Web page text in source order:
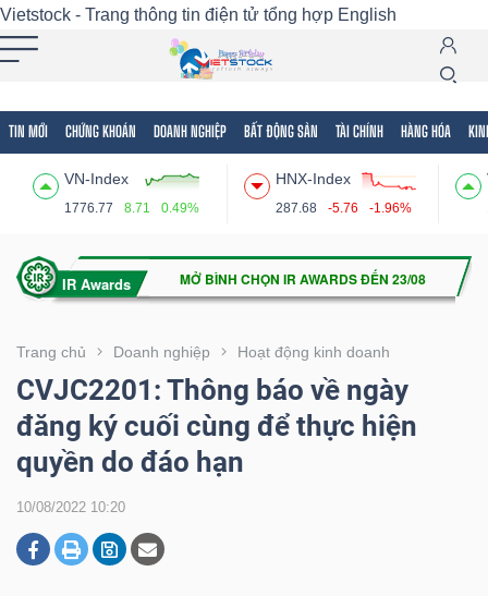
Vietstock - Trang thông tin điện tử tổng hợp English
TIN MỚI CHỨNG KHOÁN DOANH NGHIỆP BẤT ĐỘNG SẢN TÀI CHÍNH HÀNG HÓA
VN-Index
1776.77 8.71 0.49%
HNX-Index
287.68 -5.76 -1.96%
Trang chủ Doanh nghiệp Hoạt động kinh doanh
CVJC2201: Thông báo về ngày
đăng ký cuối cùng để thực hiện
quyền do đáo hạn
10/08/2022 10:20
Tất cả Tính năng Ngành Mã chứng khoán
Tính
(-)
VIETSTOCK
CHỨNG
KHOÁN
DOANH